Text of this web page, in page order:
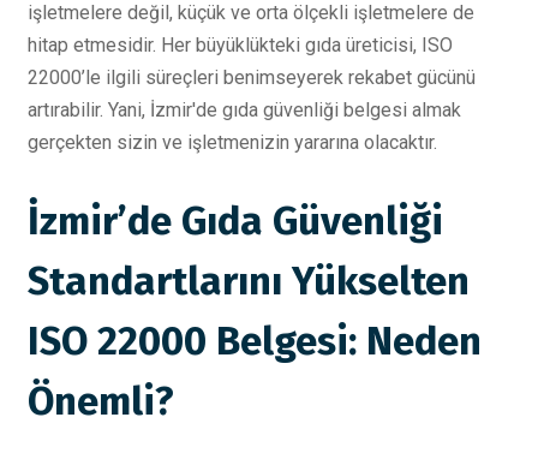
işletmelere değil, küçük ve orta ölçekli işletmelere de
hitap etmesidir. Her büyüklükteki gıda üreticisi, ISO
22000’le ilgili süreçleri benimseyerek rekabet gücünü
artırabilir. Yani, İzmir'de gıda güvenliği belgesi almak
gerçekten sizin ve işletmenizin yararına olacaktır.
İzmir’de Gıda Güvenliği
Standartlarını Yükselten
ISO 22000 Belgesi: Neden
Önemli?